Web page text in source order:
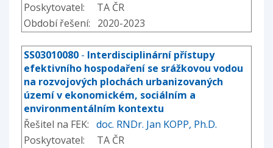
Poskytovatel: TA ČR
Období řešení: 2020-2023
SS03010080 - Interdisciplinární přístupy
efektivního hospodaření se srážkovou vodou
na rozvojových plochách urbanizovaných
území v ekonomickém, sociálním a
environmentálním kontextu
Řešitel na FEK: doc. RNDr. Jan KOPP, Ph.D.
Poskytovatel: TA ČR